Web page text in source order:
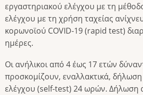
εργαστηριακού ελέγχου με τη
ελέγχου με τη χρήση ταχείας
κορωνοϊού COVID-19 (rapid test)
ημέρες.
Οι ανήλικοι από 4 έως 17 ετών
προσκομίζουν, εναλλακτικά,
ελέγχου (self-test) 24 ωρών. Δήλωση